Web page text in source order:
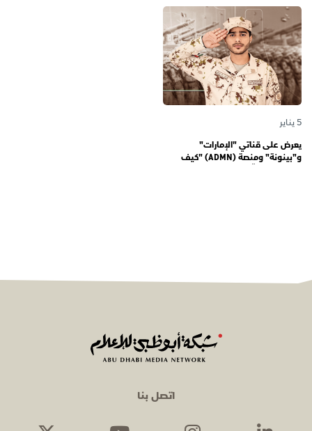
الصغار
5 يناير
يعرض على قناتي "الإمارات"
و"بينونة" ومنصة (ADMN) "كيف
اتصل بنا